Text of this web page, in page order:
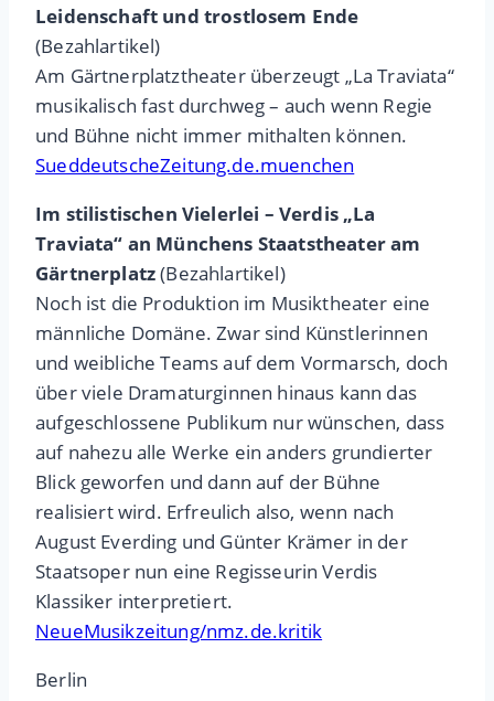
Leidenschaft und trostlosem Ende
(Bezahlartikel)
Am Gärtnerplatztheater überzeugt „La Traviata“
musikalisch fast durchweg – auch wenn Regie
und Bühne nicht immer mithalten können.
SueddeutscheZeitung.de.muenchen
Im stilistischen Vielerlei – Verdis „La
Traviata“ an Münchens Staatstheater am
Gärtnerplatz(Bezahlartikel)
Noch ist die Produktion im Musiktheater eine
männliche Domäne. Zwar sind Künstlerinnen
und weibliche Teams auf dem Vormarsch, doch
über viele Dramaturginnen hinaus kann das
aufgeschlossene Publikum nur wünschen, dass
auf nahezu alle Werke ein anders grundierter
Blick geworfen und dann auf der Bühne
realisiert wird. Erfreulich also, wenn nach
August Everding und Günter Krämer in der
Staatsoper nun eine Regisseurin Verdis
Klassiker interpretiert.
NeueMusikzeitung/nmz.de.kritik
Berlin